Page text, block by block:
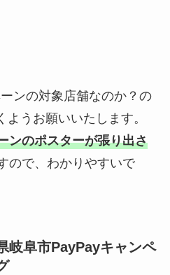
ンの対象店舗なのか？の
うお願いいたします。
ンのポスターが張り出さ
ので、わかりやすいで
岐阜市PayPayキャンペ